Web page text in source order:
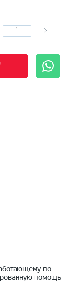
по
помощь